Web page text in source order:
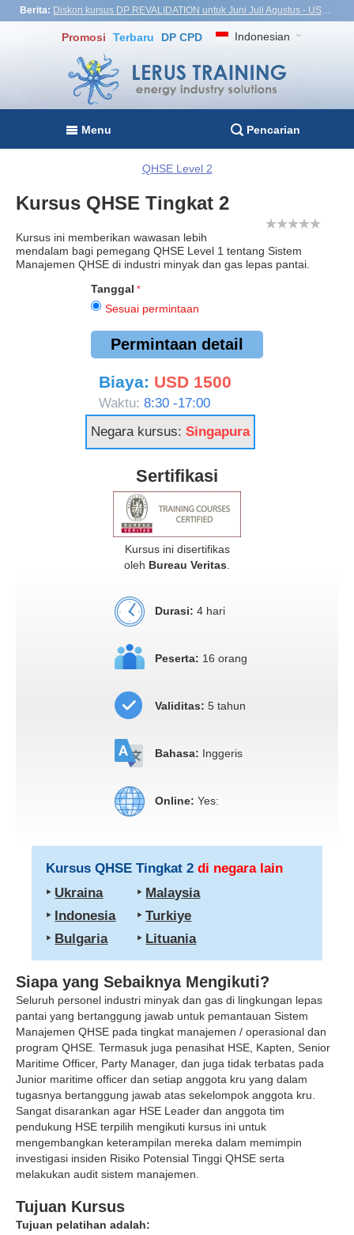
Berita: Diskon kursus DP REVALIDATION untuk Juni Juli Agustus - USD1,000! Vietnam, Turki, Malaysia
Promosi Terbaru DP CPD Indonesian
Menu Pencarian
QHSE Level 2
Kursus QHSE Tingkat 2
Kursus ini memberikan wawasan lebih
mendalam bagi pemegang QHSE Level 1 tentang Sistem
Manajemen QHSE di industri minyak dan gas lepas pantai.
Tanggal
Sesuai permintaan
Permintaan detail
Biaya: USD 1500
Waktu: 8:30 -17:00
Negara kursus: Singapura
Sertifikasi
Kursus ini disertifikas
oleh Bureau Veritas
Durasi: 4 hari
Peserta: 16 orang
Validitas: 5 tahun
Bahasa: Inggeris
Online: Yes:
Kursus QHSE Tingkat 2di negara lain
‣ Ukraina ‣ Malaysia
‣ Indonesia ‣Turkiye
‣ Bulgaria ‣ Lituania
Siapa yang Sebaiknya Mengikuti?
Seluruh personel industri minyak dan gas di lingkungan lepas
pantai yang bertanggung jawab untuk pemantauan Sistem
Manajemen QHSE pada tingkat manajemen / operasional dan
program QHSE. Termasuk juga penasihat HSE, Kapten, Senior
Maritime Officer, Party Manager, dan juga tidak terbatas pada
Junior maritime officer dan setiap anggota kru yang dalam
tugasnya bertanggung jawab atas sekelompok anggota kru.
Sangat disarankan agar HSE Leader dan anggota tim
pendukung HSE terpilih mengikuti kursus ini untuk
mengembangkan keterampilan mereka dalam memimpin
investigasi insiden Risiko Potensial Tinggi QHSE serta
melakukan audit sistem manajemen.
Tujuan Kursus
Tujuan pelatihan adalah: